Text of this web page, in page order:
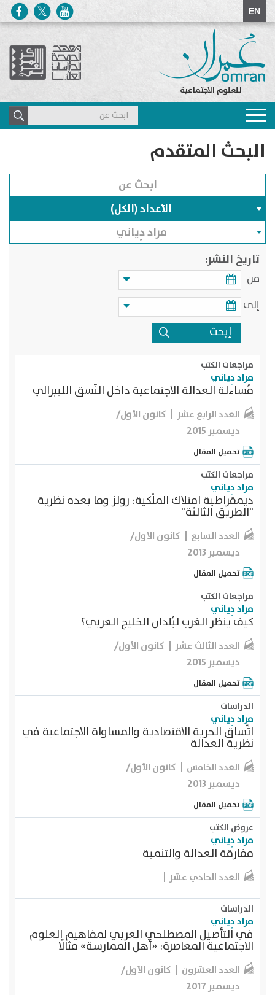
EN
للعلوم الاجتماعية
Toggle
navigation
البحث المتقدم
الأعداد (الكل)
مراد دِياني
تاريخ النشر:
من
إلى
مراجعات الكتب
مراد دِياني
مُساءلة العدالة الاجتماعية داخل النّسق الليبرالي
العدد الرابع عشر
كانون الأول/
ديسمبر 2015
تحميل المقال
مراجعات الكتب
مراد دِياني
ديمقراطية امتلاك الملْكية: رولز وما بعده نظرية
"الطريق الثالثة"
العدد السابع
كانون الأول/
ديسمبر 2013
تحميل المقال
مراجعات الكتب
مراد دِياني
كيف ينظر الغرب لبُلدان الخليج العربي؟
العدد الثالث عشر
كانون الأول/
ديسمبر 2015
تحميل المقال
الدراسات
مراد دِياني
اتّساق الحرية الاقتصادية والمساواة الاجتماعية في
نظرية العدالة
العدد الخامس
كانون الأول/
ديسمبر 2013
تحميل المقال
عروض الكتب
مراد دِياني
مفارقة العدالة والتنمية
العدد الحادي عشر
الدراسات
مراد دِياني
في التأصيل المصطلحي العربي لمفاهيم العلوم
الاجتماعية المعاصرة: «أهل الممارسة» مثالًا
العدد العشرون
كانون الأول/
ديسمبر 2017